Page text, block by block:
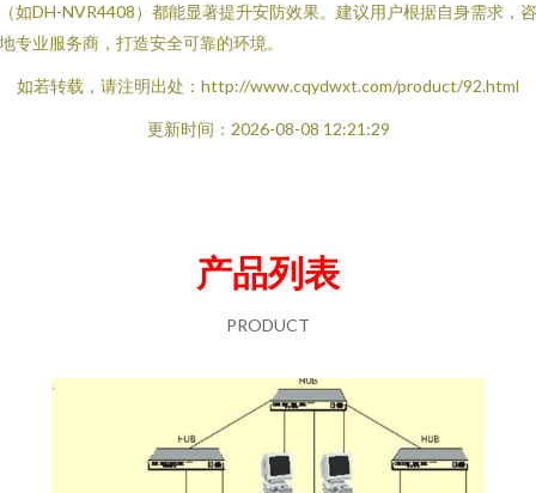
如DH-NVR4408）都能显著提升安防效果。建议用户根据自身需求，
专业服务商，打造安全可靠的环境。
如若转载，请注明出处：http://www.cqydwxt.com/product/92.html
更新时间：2026-08-08 12:21:29
产品列表
PRODUCT